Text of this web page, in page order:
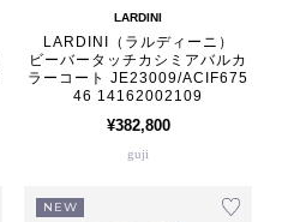
LARDINI
LARDINI（ラルディーニ）
ビーバータッチカシミアバルカ
ラーコート JE23009/ACIF675
46 14162002109
¥382,800
guji
NEW